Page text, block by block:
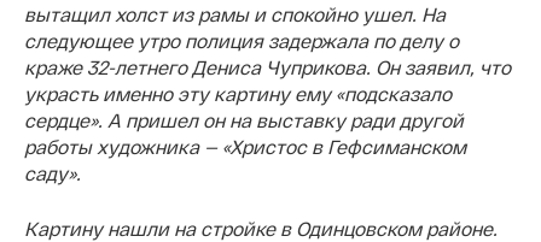
вытащил холст из рамы и спокойно ушел. На
следующее утро полиция задержала по делу о
краже 32-летнего Дениса Чуприкова. Онзаявил, что
украсть именно эту картину ему «подсказало
сердце». А пришел он на выставку ради другой
работы художника — «Христос в Гефсиманском
саду».
Картину нашли на стройке в Одинцовском районе.